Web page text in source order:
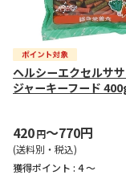
ヘルシーエクセルサ
ジャーキーフード
420円～770円
(送料別・税込)
獲得ポイント : 4 ～